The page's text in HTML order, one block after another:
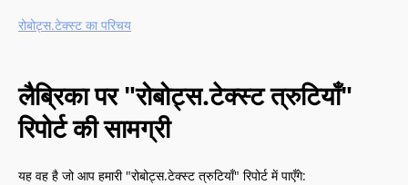
रोबोट्स.टेक्स्ट का परिचय
लैब्रिका पर "रोबोट्स.टेक्स्ट त्रुटियाँ"
रिपोर्ट की सामग्री
यह वह है जो आप हमारी "रोबोट्स.टेक्स्ट त्रुटियाँ" रिपोर्ट में पाएँगे: